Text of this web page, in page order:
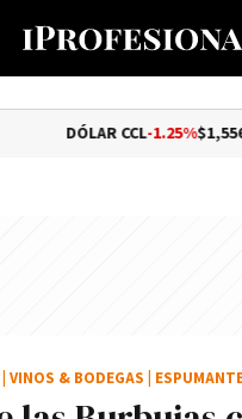
-1.25%$1,556.14
VINOS & BODEGAS